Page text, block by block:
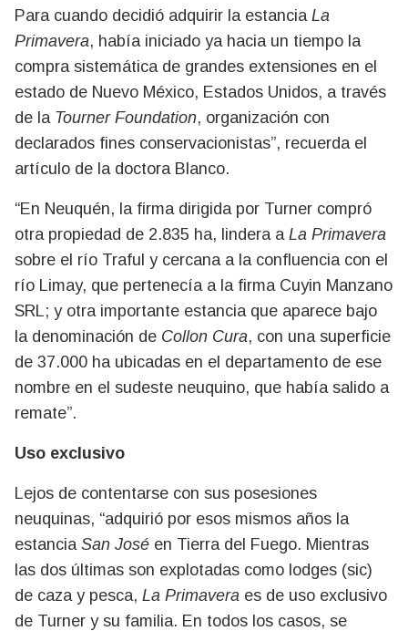
Para cuando decidió adquirir la estancia La
Primavera, había iniciado ya hacia un tiempo la
compra sistemática de grandes extensiones en el
estado de Nuevo México, Estados Unidos, a través
de la Tourner Foundation, organización con
declarados fines conservacionistas”, recuerda el
artículo de la doctora Blanco.
“En Neuquén, la firma dirigida por Turner compró
otra propiedad de 2.835 ha, lindera a La Primavera
sobre el río Traful y cercana a la confluencia con el
río Limay, que pertenecía a la firma Cuyin Manzano
SRL; y otra importante estancia que aparece bajo
la denominación de Collon Cura, con una superficie
de 37.000 ha ubicadas en el departamento de ese
nombre en el sudeste neuquino, que había salido a
remate”.
Uso exclusivo
Lejos de contentarse con sus posesiones
neuquinas, “adquirió por esos mismos años la
estancia San José en Tierra del Fuego. Mientras
las dos últimas son explotadas como lodges (sic)
de caza y pesca, La Primavera es de uso exclusivo
de Turner y su familia. En todos los casos, se